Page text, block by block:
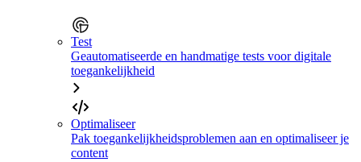
Test
Geautomatiseerde en handmatige tests voor digitale
toegankelijkheid
Optimaliseer
Pak toegankelijkheidsproblemen aan en optimaliseer je
content